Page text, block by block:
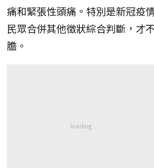
痛和緊張性頭痛。特別是新冠疫
民眾合併其他徵狀綜合判斷，才
膽。